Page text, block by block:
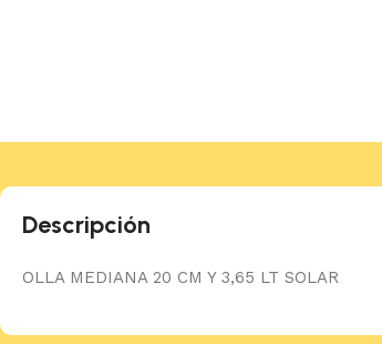
Descripción
OLLA MEDIANA 20 CM Y 3,65 LT SOLAR